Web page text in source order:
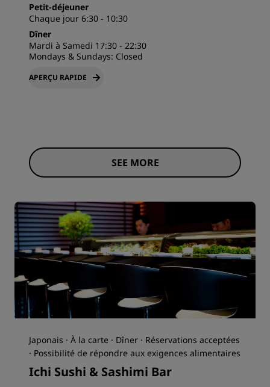
Petit-déjeuner
Chaque jour 6:30 - 10:30
Dîner
Mardi à Samedi 17:30 - 22:30
Mondays & Sundays: Closed
APERÇU RAPIDE
SEE MORE
Japonais · À la carte · Dîner · Réservations acceptées
· Possibilité de répondre aux exigences alimentaires
Ichi Sushi & Sashimi Bar